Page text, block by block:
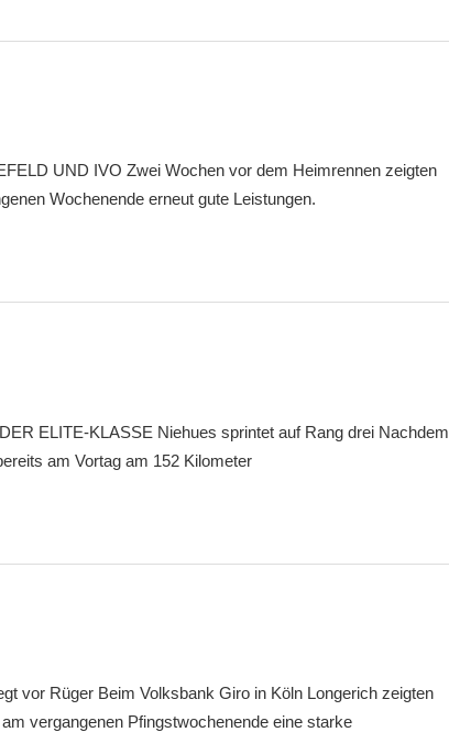
UND IVO Zwei Wochen vor dem Heimrennen zeigten
Wochenende erneut gute Leistungen.
ELITE-KLASSE Niehues sprintet auf Rang drei Nachdem
am Vortag am 152 Kilometer
vor Rüger Beim Volksbank Giro in Köln Longerich zeigten
vergangenen Pfingstwochenende eine starke